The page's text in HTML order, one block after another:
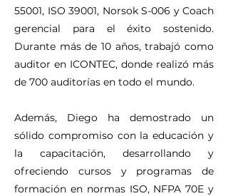
55001, ISO 39001, Norsok S-006 y Coach
gerencial para el éxito sostenido.
Durante más de 10 años, trabajó como
auditor en ICONTEC, donde realizó más
de 700 auditorías en todo el mundo.
Además, Diego ha demostrado un
sólido compromiso con la educación y
la capacitación, desarrollando y
ofreciendo cursos y programas de
formación en normas ISO, NFPA 70E y